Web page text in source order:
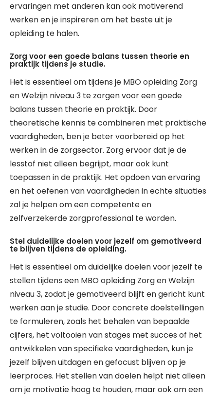
ervaringen met anderen kan ook motiverend
werken en je inspireren om het beste uit je
opleiding te halen.
Zorg voor een goede balans tussen theorie en
praktijk tijdens je studie.
Het is essentieel om tijdens je MBO opleiding Zorg
en Welzijn niveau 3 te zorgen voor een goede
balans tussen theorie en praktijk. Door
theoretische kennis te combineren met praktische
vaardigheden, ben je beter voorbereid op het
werken in de zorgsector. Zorg ervoor dat je de
lesstof niet alleen begrijpt, maar ook kunt
toepassen in de praktijk. Het opdoen van ervaring
en het oefenen van vaardigheden in echte situaties
zal je helpen om een competente en
zelfverzekerde zorgprofessional te worden.
Stel duidelijke doelen voor jezelf om gemotiveerd
te blijven tijdens de opleiding.
Het is essentieel om duidelijke doelen voor jezelf te
stellen tijdens een MBO opleiding Zorg en Welzijn
niveau 3, zodat je gemotiveerd blijft en gericht kunt
werken aan je studie. Door concrete doelstellingen
te formuleren, zoals het behalen van bepaalde
cijfers, het voltooien van stages met succes of het
ontwikkelen van specifieke vaardigheden, kun je
jezelf blijven uitdagen en gefocust blijven op je
leerproces. Het stellen van doelen helpt niet alleen
om je motivatie hoog te houden, maar ook om een